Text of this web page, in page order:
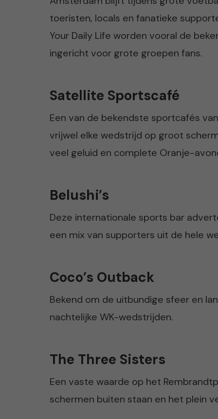
toeristen, locals en fanatieke
Your Daily Life worden vooral de
ingericht voor grote groepen fans.
Satellite Sportscafé
Een van de bekendste sportcafés
vrijwel elke wedstrijd op groot
veel geluid en complete Oranje-
Belushi’s
Deze internationale sports bar
een mix van supporters uit de hele
Coco’s Outback
Bekend om de uitbundige sfeer en
nachtelijke WK-wedstrijden.
The Three Sisters
Een vaste waarde op het
schermen buiten staan en het plein